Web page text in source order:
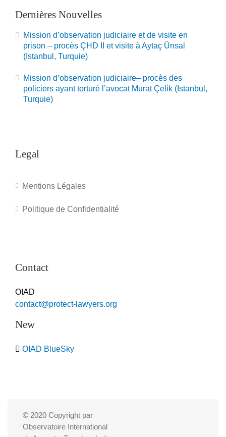
Dernières Nouvelles
Mission d’observation judiciaire et de visite en
prison – procès ÇHD II et visite à Aytaç Ünsal
(Istanbul, Turquie)
Mission d’observation judiciaire– procès des
policiers ayant torturé l’avocat Murat Çelik (Istanbul,
Turquie)
Legal
Mentions Légales
Politique de Confidentialité
Contact
OIAD
contact@protect-lawyers.org
New
OIAD BlueSky
© 2020 Copyright par
Observatoire International